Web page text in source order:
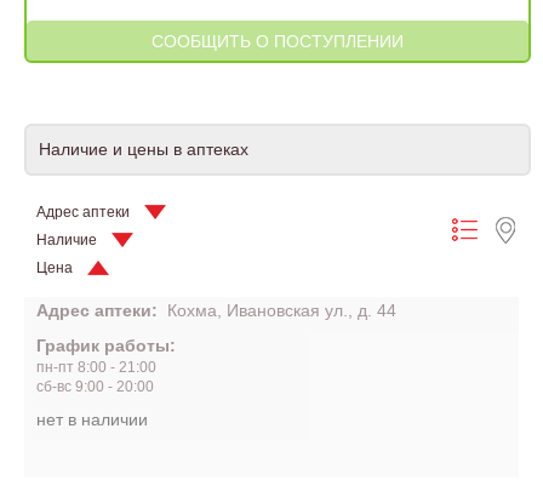
Наличие и цены в аптеках
Адрес аптеки
Наличие
Цена
Адрес аптеки:
Кохма, Ивановская ул., д. 44
График работы:
пн-пт 8:00 - 21:00
сб-вс 9:00 - 20:00
нет в наличии